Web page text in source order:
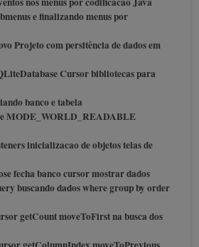
e finalizando menus por
Projeto com persitência de dados em
Cursor bibliotecas para
banco e tabela
MODE_WORLD_READABLE
inicializacao de objetos telas de
fecha banco cursor mostrar dados
buscando dados where group by order
getCount moveToFirst na busca dos